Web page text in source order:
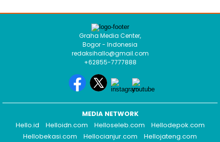
Graha Media Center,
Bogor - Indonesia
redaksihallo@gmail.com
+62855-7777888
MEDIA NETWORK
Hello.id
Helloidn.com Helloseleb.com
Hellodepok.com
Hellobekasi.com
Hellocianjur.com
Hellojateng.com